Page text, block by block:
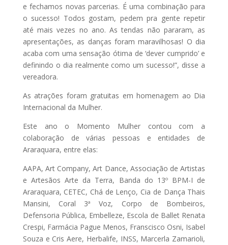
e fechamos novas parcerias. É uma combinação para
o sucesso! Todos gostam, pedem pra gente repetir
até mais vezes no ano. As tendas não pararam, as
apresentações, as danças foram maravilhosas! O dia
acaba com uma sensação ótima de ‘dever cumprido’ e
definindo o dia realmente como um sucesso!”, disse a
vereadora.
As atrações foram gratuitas em homenagem ao Dia
Internacional da Mulher.
Este ano o Momento Mulher contou com a
colaboração de várias pessoas e entidades de
Araraquara, entre elas:
AAPA, Art Company, Art Dance, Associação de Artistas
e Artesãos Arte da Terra, Banda do 13º BPM-I de
Araraquara, CETEC, Chá de Lenço, Cia de Dança Thais
Mansini, Coral 3ª Voz, Corpo de Bombeiros,
Defensoria Pública, Embelleze, Escola de Ballet Renata
Crespi, Farmácia Pague Menos, Franscisco Osni, Isabel
Souza e Cris Aere, Herbalife, INSS, Marcerla Zamarioli,